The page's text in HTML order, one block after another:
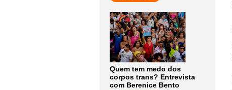
Quem tem medo dos
corpos trans? Entrevista
com Berenice Bento